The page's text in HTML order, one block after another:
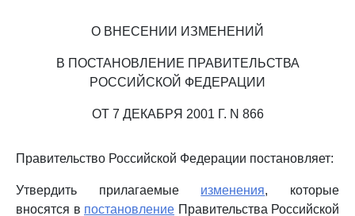
О ВНЕСЕНИИ ИЗМЕНЕНИЙ
В ПОСТАНОВЛЕНИЕ ПРАВИТЕЛЬСТВА
РОССИЙСКОЙ ФЕДЕРАЦИИ
ОТ 7 ДЕКАБРЯ 2001 Г. N 866
Правительство Российской Федерации постановляет:
Утвердить прилагаемые изменения, которые
вносятся в постановление Правительства Российской